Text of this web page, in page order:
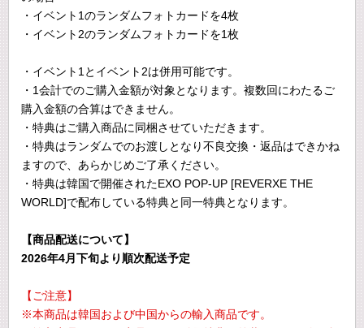
・イベント1のランダムフォトカードを4枚
・イベント2のランダムフォトカードを1枚
・イベント1とイベント2は併用可能です。
・1会計でのご購入金額が対象となります。複数回にわたるご
購入金額の合算はできません。
・特典はご購入商品に同梱させていただきます。
・特典はランダムでのお渡しとなり不良交換・返品はできかね
ますので、あらかじめご了承ください。
・特典は韓国で開催されたEXO POP-UP [REVERXE THE
WORLD]で配布している特典と同一特典となります。
【商品配送について】
2026年4月下旬より順次配送予定
【ご注意】
※本商品は韓国および中国からの輸入商品です。